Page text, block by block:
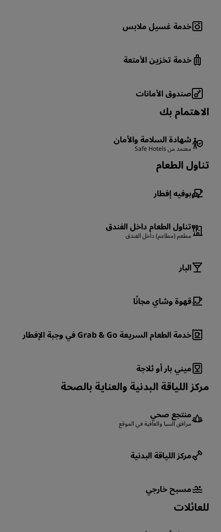
خدمة غسيل ملابس
خدمة تخزين الأمتعة
صندوق الأمانات
الاهتمام بك
شهادة السلامة والأمان
معتمد من Safe Hotels
تناول الطعام
بوفيه إفطار
تناول الطعام داخل الفندق
مطعم (مطاعم) داخل الفندق
البار
قهوة وشاي مجانًا
خدمة الطعام السريعة Grab & Go في وجبة الإفطار
ميني بار أو ثلاجة
مركز اللياقة البدنية والعناية بالصحة
منتجع صحي
مرافق السبا والعافية في الموقع
مركز اللياقة البدنية
مسبح خارجي
للعائلات